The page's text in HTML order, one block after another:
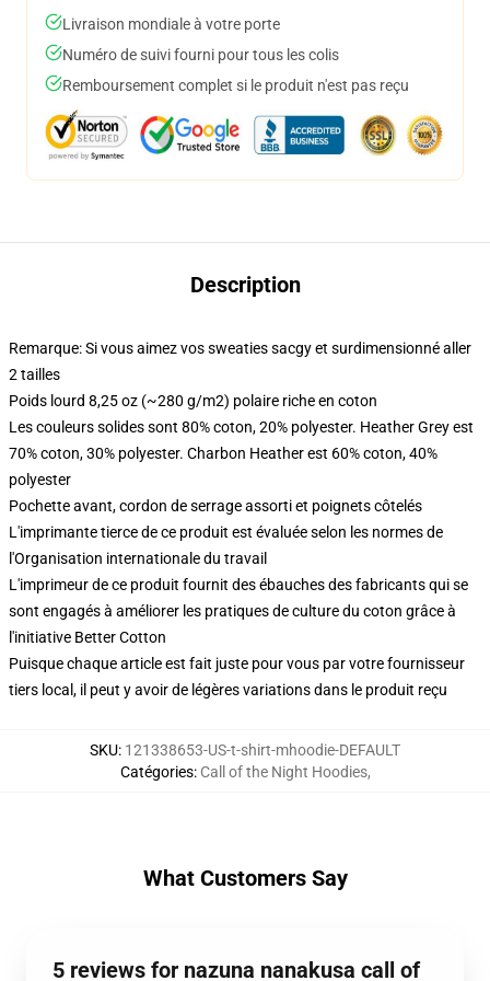
Livraison mondiale à votre porte
Numéro de suivi fourni pour tous les colis
Remboursement complet si le produit n'est pas reçu
Description
Remarque: Si vous aimez vos sweaties sacgy et surdimensionné aller
2 tailles
Poids lourd 8,25 oz (~280 g/m2) polaire riche en coton
Les couleurs solides sont 80% coton, 20% polyester. Heather Grey est
70% coton, 30% polyester. Charbon Heather est 60% coton, 40%
polyester
Pochette avant, cordon de serrage assorti et poignets côtelés
L'imprimante tierce de ce produit est évaluée selon les normes de
l'Organisation internationale du travail
L'imprimeur de ce produit fournit des ébauches des fabricants qui se
sont engagés à améliorer les pratiques de culture du coton grâce à
l'initiative Better Cotton
Puisque chaque article est fait juste pour vous par votre fournisseur
tiers local, il peut y avoir de légères variations dans le produit reçu
SKU: 121338653-US-t-shirt-mhoodie-DEFAULT
Catégories: Call of the Night Hoodies,
What Customers Say
5 reviews for nazuna nanakusa call of